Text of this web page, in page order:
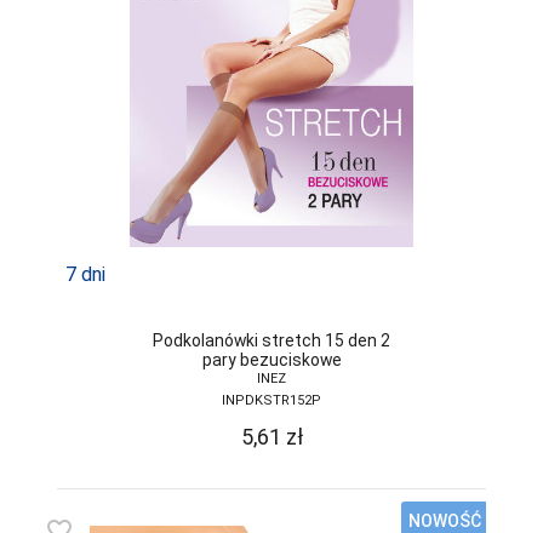
JULIMEX
KAROLINKA
KEY
KINGA
KNITTEX
KOSTAR
7 dni
Podkolanówki stretch 15 den 2
pary bezuciskowe
INEZ
INPDKSTR152P
5,61 zł
NOWOŚĆ